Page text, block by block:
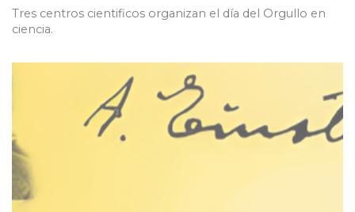
Tres centros cientificos organizan el día del Orgullo en
ciencia.